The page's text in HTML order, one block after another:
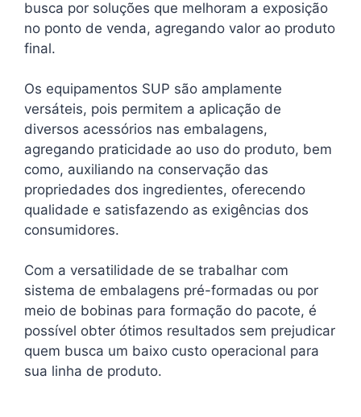
busca por soluções que melhoram a exposição
no ponto de venda, agregando valor ao produto
final.
Os equipamentos SUP são amplamente
versáteis, pois permitem a aplicação de
diversos acessórios nas embalagens,
agregando praticidade ao uso do produto, bem
como, auxiliando na conservação das
propriedades dos ingredientes, oferecendo
qualidade e satisfazendo as exigências dos
consumidores.
Com a versatilidade de se trabalhar com
sistema de embalagens pré-formadas ou por
meio de bobinas para formação do pacote, é
possível obter ótimos resultados sem prejudicar
quem busca um baixo custo operacional para
sua linha de produto.